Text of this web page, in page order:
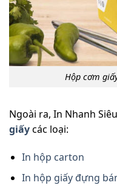
Hộp cơm
Ngoài ra, In Nhanh
giấycác loại:
In hộp carton
In hộp giấy đựng